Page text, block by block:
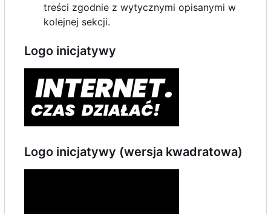
treści zgodnie z wytycznymi opisanymi w
kolejnej sekcji.
Logo inicjatywy
Logo inicjatywy (wersja kwadratowa)